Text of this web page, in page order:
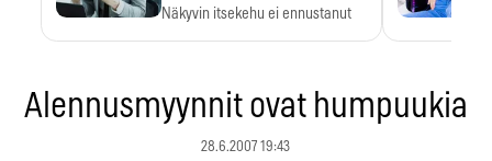
Näkyvin itsekehu ei ennustanut
Alennusmyynnit ovat humpuukia
28.6.2007 19:43